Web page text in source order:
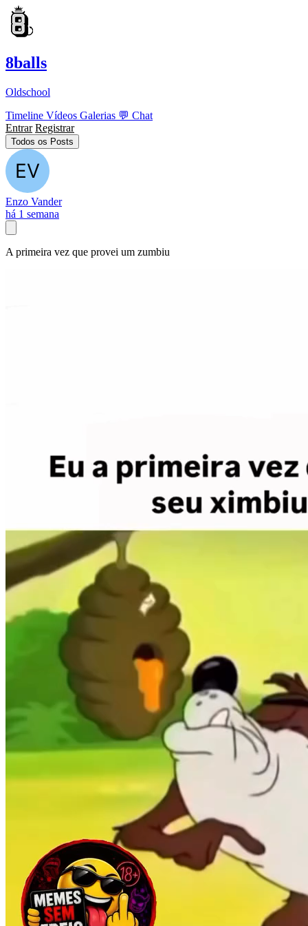
8balls
Oldschool
Timeline Vídeos Galerias 💬 Chat
Entrar Registrar
Todos os Posts
Enzo Vander
há 1 semana
A primeira vez que provei um zumbiu